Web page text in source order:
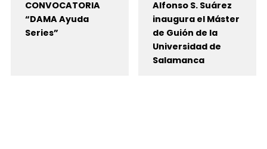
CONVOCATORIA
“DAMA Ayuda
Series”
Alfonso S. Suárez
inaugura el Máster
de Guión de la
Universidad de
Salamanca